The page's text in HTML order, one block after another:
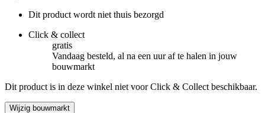
Dit product wordt niet thuis bezorgd
Click & collect
gratis
Vandaag besteld, al na een uur af te halen in jouw
bouwmarkt
Dit product is in deze winkel niet voor Click & Collect beschikbaar.
Wijzig bouwmarkt